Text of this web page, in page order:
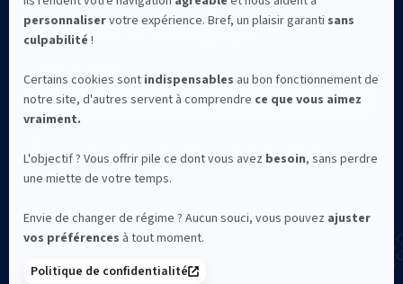
S’abonner à la newsletter